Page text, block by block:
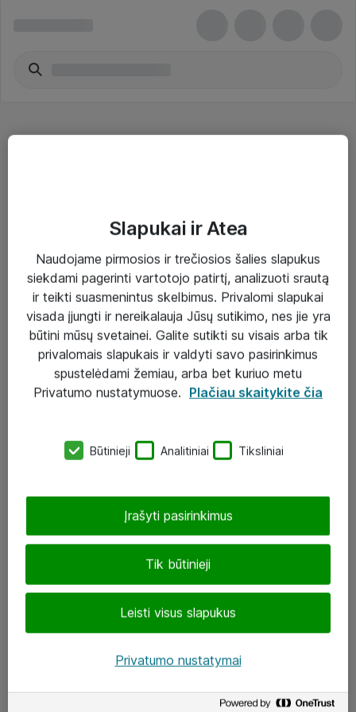
Sprendimai ir paslaugos
Paslaugos
Sprendimai
Įgyvendinti projektai
Atea ekspertų patarimai verslui
UAB „ATEA“
J. Rutkausko g. 6, Vilnius
Atea kontaktai
Aplankykite mus
Slapukai ir Atea
Naudojame pirmosios ir trečiosios šalies slapukus
siekdami pagerinti vartotojo patirtį, analizuoti srautą
ir teikti suasmenintus skelbimus. Privalomi slapukai
visada įjungti ir nereikalauja Jūsų sutikimo, nes jie yra
būtini mūsų svetainei. Galite sutikti su visais arba tik
privalomais slapukais ir valdyti savo pasirinkimus
spustelėdami žemiau, arba bet kuriuo metu
Privatumo nustatymuose. Plačiau skaitykite čia
Būtinieji Analitiniai Tiksliniai
Tik būtinieji
Leisti visus slapukus
Įrašyti pasirinkimus
Privatumo nustatymai